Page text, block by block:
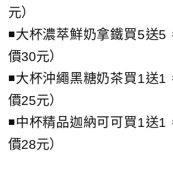
元）
◾大杯濃萃鮮奶拿鐵買5送
價30元）
◾大杯沖繩黑糖奶茶買1送
價25元）
◾中杯精品迦納可可買1送
價28元）